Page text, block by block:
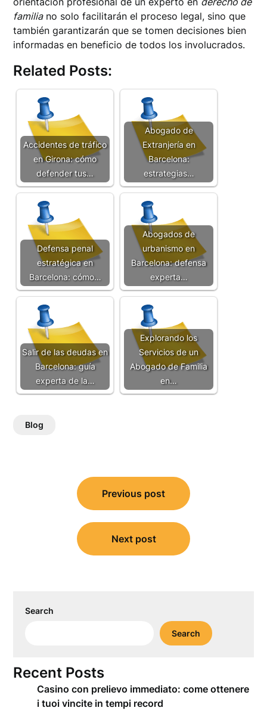
familiano solo facilitarán el proceso legal, sino que
también garantizarán que se tomen decisiones bien
informadas en beneficio de todos los involucrados.
Related Posts:
Accidentes de tráfico
en Girona: cómo
defender tus…
Abogado de
Extranjería en
Barcelona:
estrategias…
Defensa penal
estratégica en
Barcelona: cómo…
Abogados de
urbanismo en
Barcelona: defensa
experta…
Salir de las deudas en
Barcelona: guía
experta de la…
Explorando los
Servicios de un
Abogado de Familia
en…
Blog
navigation
Previous post
Next post
Search
Search
Recent Posts
Casino con prelievo immediato: come ottenere
i tuoi vincite in tempi record